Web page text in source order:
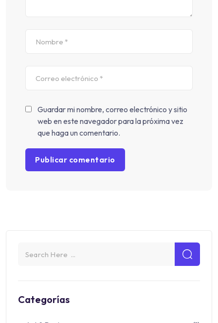
Guardar mi nombre, correo electrónico y sitio
web en este navegador para la próxima vez
que haga un comentario.
Categorías